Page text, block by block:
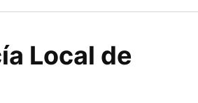
Local de